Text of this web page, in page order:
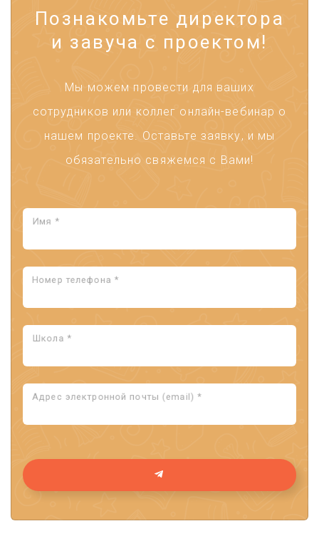
Познакомьте директора
и завуча с проектом!
Мы можем провести для ваших
сотрудников или коллег онлайн-вебинар о
нашем проекте. Оставьте заявку, и мы
обязательно свяжемся с Вами!
Имя *
Номер телефона *
Школа *
Адрес электронной почты (email) *